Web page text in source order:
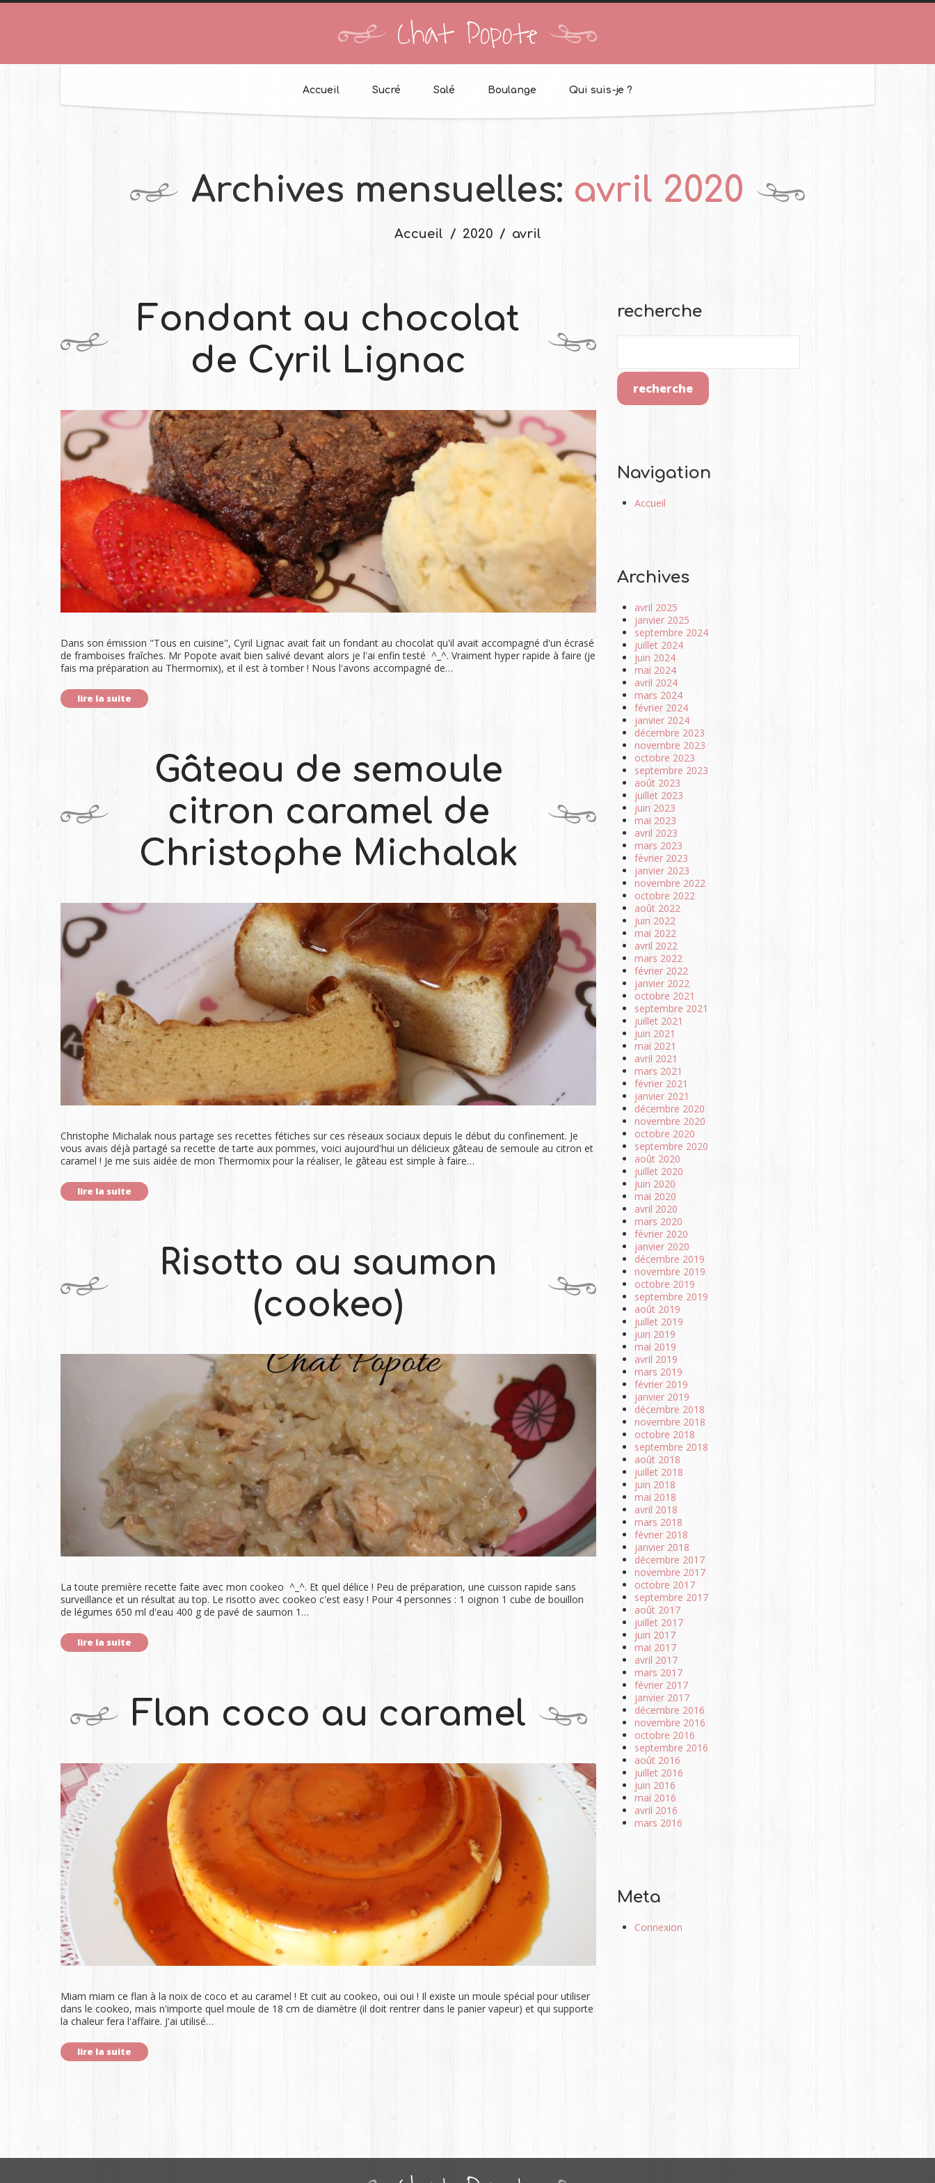
Chat Popote
Accueil Sucré Salé Boulange Qui suis-je ?
Archives mensuelles: avril 2020
Accueil 2020 avril
Fondant au chocolat
de Cyril Lignac
Dans son émission "Tous en cuisine", Cyril Lignac avait fait un fondant au chocolat qu'il avait accompagné d'un écrasé
de framboises fraîches. Mr Popote avait bien salivé devant alors je l'ai enfin testé ^_^. Vraiment hyper rapide à faire (je
fais ma préparation au Thermomix), et il est à tomber ! Nous l'avons accompagné de…
lire la suite
Gâteau de semoule
citron caramel de
Christophe Michalak
Christophe Michalak nous partage ses recettes fétiches sur ces réseaux sociaux depuis le début du confinement. Je
vous avais déjà partagé sa recette de tarte aux pommes, voici aujourd'hui un délicieux gâteau de semoule au citron et
caramel ! Je me suis aidée de mon Thermomix pour la réaliser, le gâteau est simple à faire…
lire la suite
Risotto au saumon
(cookeo)
La toute première recette faite avec mon cookeo ^_^. Et quel délice ! Peu de préparation, une cuisson rapide sans
surveillance et un résultat au top. Le risotto avec cookeo c'est easy ! Pour 4 personnes : 1 oignon 1 cube de bouillon
de légumes 650 ml d'eau 400 g de pavé de saumon 1…
lire la suite
Flan coco au caramel
Miam miam ce flan à la noix de coco et au caramel ! Et cuit au cookeo, oui oui ! Il existe un moule spécial pour utiliser
dans le cookeo, mais n'importe quel moule de 18 cm de diamètre (il doit rentrer dans le panier vapeur) et qui supporte
la chaleur fera l'affaire. J'ai utilisé…
lire la suite
recherche
Navigation
Accueil
Archives
avril 2025
janvier 2025
septembre 2024
juillet 2024
juin 2024
mai 2024
avril 2024
mars 2024
février 2024
janvier 2024
décembre 2023
novembre 2023
octobre 2023
septembre 2023
août 2023
juillet 2023
juin 2023
mai 2023
avril 2023
mars 2023
février 2023
janvier 2023
novembre 2022
octobre 2022
août 2022
juin 2022
mai 2022
avril 2022
mars 2022
février 2022
janvier 2022
octobre 2021
septembre 2021
juillet 2021
juin 2021
mai 2021
avril 2021
mars 2021
février 2021
janvier 2021
décembre 2020
novembre 2020
octobre 2020
septembre 2020
août 2020
juillet 2020
juin 2020
mai 2020
avril 2020
mars 2020
février 2020
janvier 2020
décembre 2019
novembre 2019
octobre 2019
septembre 2019
août 2019
juillet 2019
juin 2019
mai 2019
avril 2019
mars 2019
février 2019
janvier 2019
décembre 2018
novembre 2018
octobre 2018
septembre 2018
août 2018
juillet 2018
juin 2018
mai 2018
avril 2018
mars 2018
février 2018
janvier 2018
décembre 2017
novembre 2017
octobre 2017
septembre 2017
août 2017
juillet 2017
juin 2017
mai 2017
avril 2017
mars 2017
février 2017
janvier 2017
décembre 2016
novembre 2016
octobre 2016
septembre 2016
août 2016
juillet 2016
juin 2016
mai 2016
avril 2016
mars 2016
Meta
Connexion